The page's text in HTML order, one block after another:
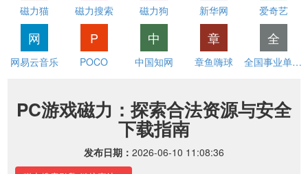
磁力猫 磁力搜索 磁力狗 新华网 爱奇艺
网
网易云音乐
P
POCO
中
中国知网
章
章鱼嗨球
全
全国事业单位招聘网
PC游戏磁力：探索合法资源与安全
下载指南
发布日期： 2026-06-10 11:08:36